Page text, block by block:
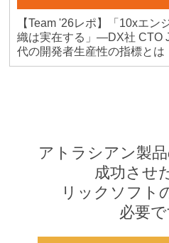
【Team '26レポ】「10xエン
織は実在する」―DX社 CTO
代の開発者生産性の指標とは
アトラシアン製
成功させ
リックソフト
必要で